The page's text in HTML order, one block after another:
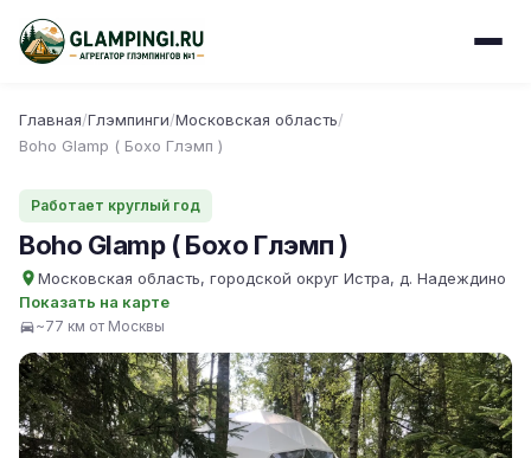
Главная/Глэмпинги/Московская область/
Boho Glamp ( Бохо Глэмп )
Работает круглый год
Boho Glamp ( Бохо Глэмп )
Московская область, городской округ Истра, д. Надеждино
Показать на карте
~77 км от Москвы